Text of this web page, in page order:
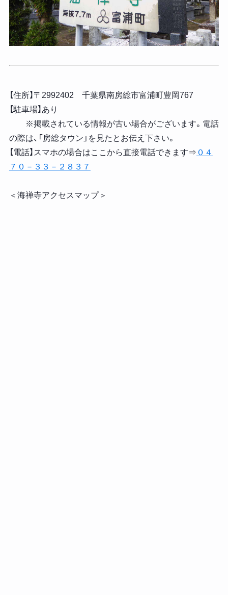
【住所】〒2992402 千葉県南房総市富浦町豊岡767
【駐車場】あり
※掲載されている情報が古い場合がございます。電話
の際は、「房総タウン」を見たとお伝え下さい。
【電話】スマホの場合はここから直接電話できます⇒ ０４
７０－３３－２８３７
＜海禅寺アクセスマップ＞